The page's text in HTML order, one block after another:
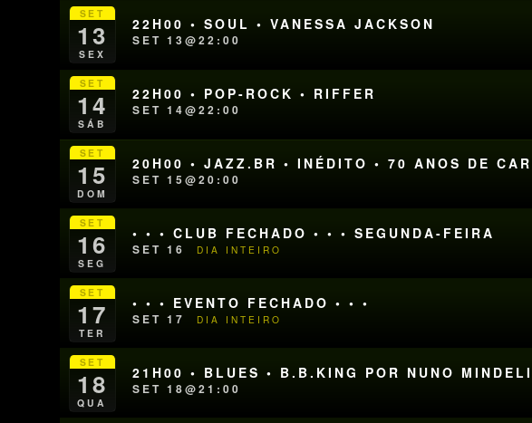
SET
13
SEX
22H00 • SOUL • VANESSA JACKSON
SET 13@22:00
SET
14
SÁB
22H00 • POP-ROCK • RIFFER
SET 14@22:00
SET
15
DOM
20H00 • JAZZ.BR • INÉDITO • 70 ANOS DE
SET 15@20:00
SET
16
SEG
• • • CLUB FECHADO • • • SEGUNDA-FEIRA
SET 16 DIA INTEIRO
SET
17
TER
• • • EVENTO FECHADO • • •
SET 17 DIA INTEIRO
SET
18
QUA
21H00 • BLUES • B.B.KING POR NUNO
SET 18@21:00